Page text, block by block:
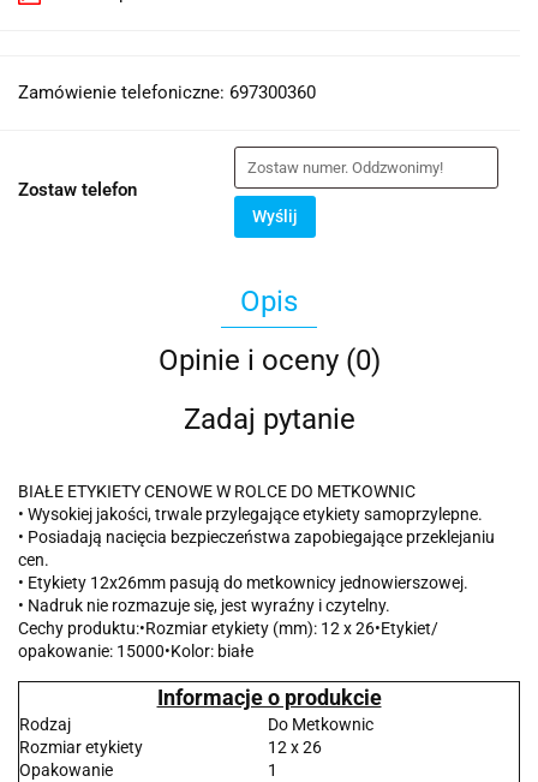
Zamówienie telefoniczne: 697300360
Zostaw telefon
Wyślij
Opis
Opinie i oceny (0)
Zadaj pytanie
BIAŁE ETYKIETY CENOWE W ROLCE DO METKOWNIC
• Wysokiej jakości, trwale przylegające etykiety samoprzylepne.
• Posiadają nacięcia bezpieczeństwa zapobiegające przeklejaniu
cen.
• Etykiety 12x26mm pasują do metkownicy jednowierszowej.
• Nadruk nie rozmazuje się, jest wyraźny i czytelny.
Cechy produktu:•Rozmiar etykiety (mm): 12 x 26•Etykiet/
opakowanie: 15000•Kolor: białe
Informacje o produkcie
Rodzaj
Do Metkownic
Rozmiar etykiety
12 x 26
Opakowanie
1